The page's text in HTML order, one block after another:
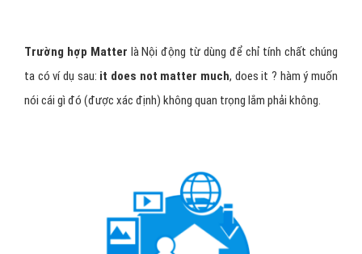
Trường hợp Matter là Nội động từ dùng để chỉ tính chất chúng
ta có ví dụ sau: it does not matter much, does it ? hàm ý muốn
nói cái gì đó (được xác định) không quan trọng lắm phải không.